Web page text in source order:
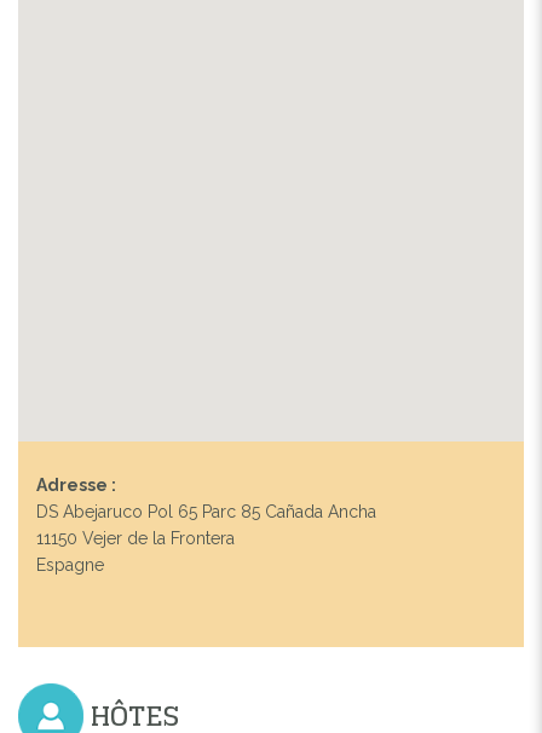
Adresse :
DS Abejaruco Pol 65 Parc 85 Cañada Ancha
11150 Vejer de la Frontera
Espagne
HÔTES